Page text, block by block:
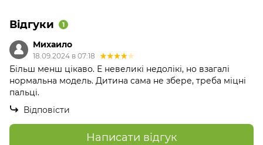
Відгуки 1
Михаило
18.09.2024 в 07:18
Більш менш цікаво. Е невеликі недолікі, но взагалі
нормальна модель. Дитина сама не збере, треба міцні
пальці.
Відповісти
Написати відгук